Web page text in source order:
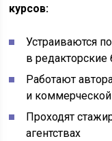
курсов:
Устраиваются
в
Работают
и
Проходят
агентствах